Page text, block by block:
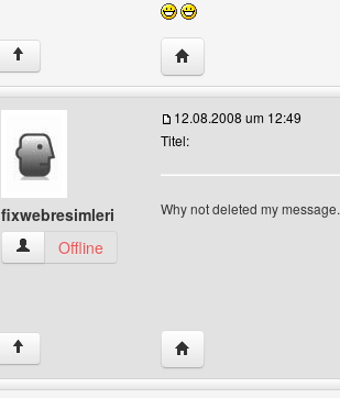
↑ Website dieses
fixwebresimleri
fixwebresimleri Benutzer-Profile anzeigen
Offline
12.08.2008 um 12:49
Titel:
Why not deleted my
↑ Website dieses